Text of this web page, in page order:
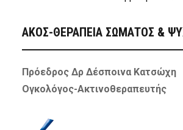
ΑΚΟΣ-ΘΕΡΑΠΕΙΑ ΣΩΜΑΤΟΣ &
Πρόεδρος Δρ Δέσποινα Κατσώχη
Ογκολόγος-Ακτινοθεραπευτής